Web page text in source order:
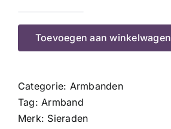
layers
aantal
Toevoegen aan winkelwagen
Categorie: Armbanden
Tag:Armband
Merk: Sieraden